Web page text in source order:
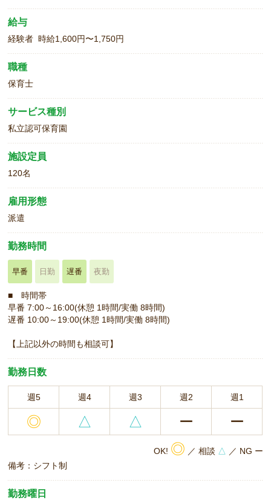
給与
経験者 時給1,600円〜1,750円
職種
保育士
サービス種別
私立認可保育園
施設定員
120名
雇用形態
派遣
勤務時間
早番 日勤 遅番 夜勤
■ 時間帯
早番 7:00～16:00(休憩 1時間/実働 8時間)
遅番 10:00～19:00(休憩 1時間/実働 8時間)
【上記以外の時間も相談可】
勤務日数
週5 週4 週3 週2 週1
◎ △ △ ー ー
OK! ◎ ／ 相談 △ ／ NG ー
備考：シフト制
勤務曜日